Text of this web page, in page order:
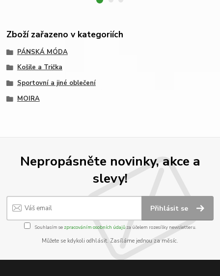
Zboží zařazeno v kategoriích
PÁNSKÁ MÓDA
Košile a Trička
Sportovní a jiné oblečení
MOIRA
Nepropásněte novinky, akce a
slevy!
Přihlásit se
Souhlasím se zpracováním osobních údajůza účelem rozesílky newsletteru.
Můžete se kdykoli odhlásit. Zasíláme jednou za měsíc.